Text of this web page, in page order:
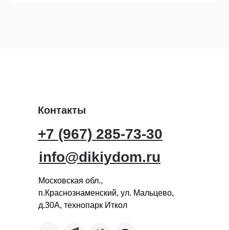
+7 (967) 285-73-30
info@dikiydom.ru
Московская обл.,
п.Краснознаменский, ул. Мальцево,
д.30А, технопарк Иткол
Контакты